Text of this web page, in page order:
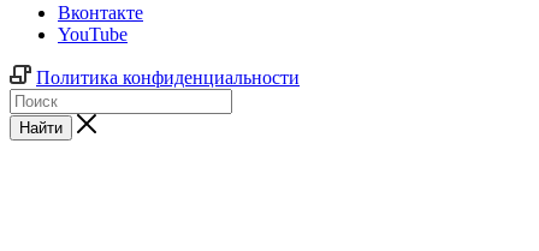
Вконтакте
YouTube
Политика конфиденциальности
Найти